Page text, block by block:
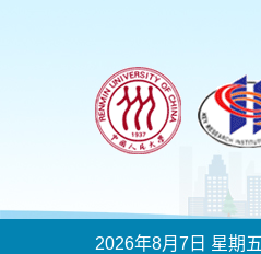
2026年8月7日 星期五